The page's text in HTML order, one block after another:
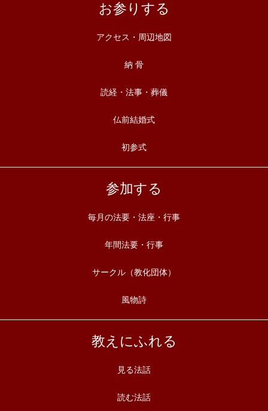
お参りする
アクセス・周辺地図
納 骨
読経・法事・葬儀
仏前結婚式
初参式
参加する
毎月の法要・法座・行事
年間法要・行事
サークル（教化団体）
風物詩
教えにふれる
見る法話
読む法話